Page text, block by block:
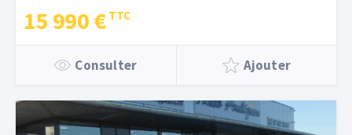
15 990 €
Consulter Ajouter